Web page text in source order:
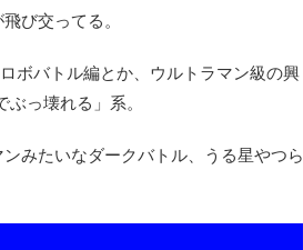
び交ってる。
ボバトル編とか、ウルトラマン級の興
っ壊れる」系。
みたいなダークバトル、うる星やつら